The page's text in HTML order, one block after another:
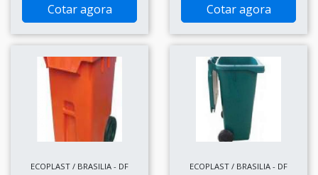
Cotar agora Cotar agora
ECOPLAST / BRASILIA - DF ECOPLAST / BRASILIA - DF